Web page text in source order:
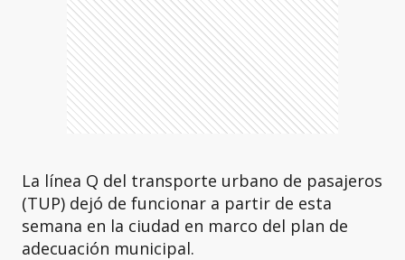
La línea Q del transporte urbano de pasajeros
(TUP) dejó de funcionar a partir de esta
semana en la ciudad en marco del plan de
adecuación municipal.